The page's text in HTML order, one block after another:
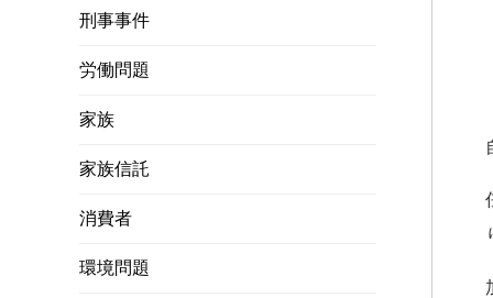
刑事事件
労働問題
家族
家族信託
消費者
環境問題